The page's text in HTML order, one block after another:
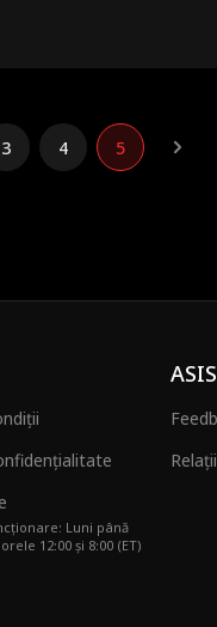
3 4 5
Luni până
12:00 și 8:00 (ET)